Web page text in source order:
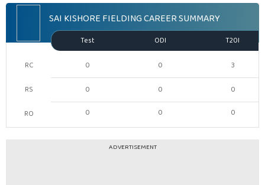
SAI KISHORE FIELDING CAREER SUMMARY
RC
RS
RO
Test ODI T20I
0 0 3
0 0
0
0
0 0
ADVERTISEMENT